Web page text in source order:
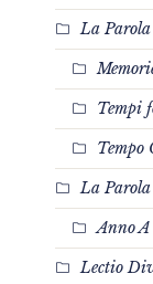
La
Tempi
Tempo
La
Anno
Lectio